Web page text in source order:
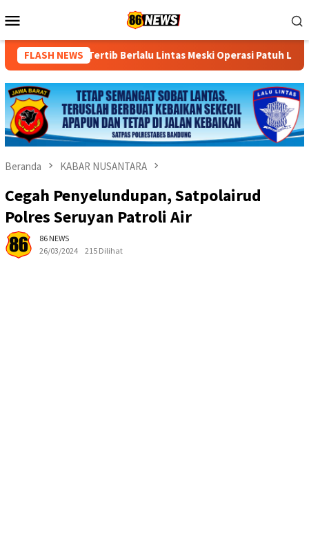
ke
Mobile
FLASH NEWS
Berlalu Lintas Meski Operasi Patuh Lodaya 2026 Ditunda
Beranda KABAR NUSANTARA
Cegah Penyelundupan, Satpolairud
Polres Seruyan Patroli Air
86 NEWS
26/03/2024
215 Dilihat